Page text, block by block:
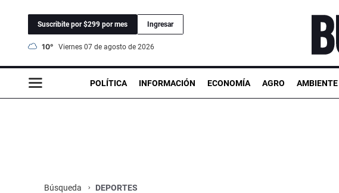
Suscribite por $299 por mes Ingresar
10° viernes 07 de agosto de 2026
POLÍTICA INFORMACIÓN ECONOMÍA AGRO AMBIENTE
Búsqueda DEPORTES